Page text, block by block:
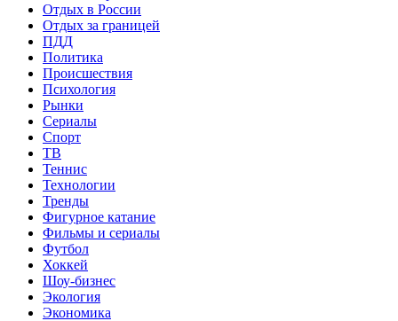
Отдых в России
Отдых за границей
ПДД
Политика
Происшествия
Психология
Рынки
Сериалы
Спорт
ТВ
Теннис
Технологии
Тренды
Фигурное катание
Фильмы и сериалы
Футбол
Хоккей
Шоу-бизнес
Экология
Экономика